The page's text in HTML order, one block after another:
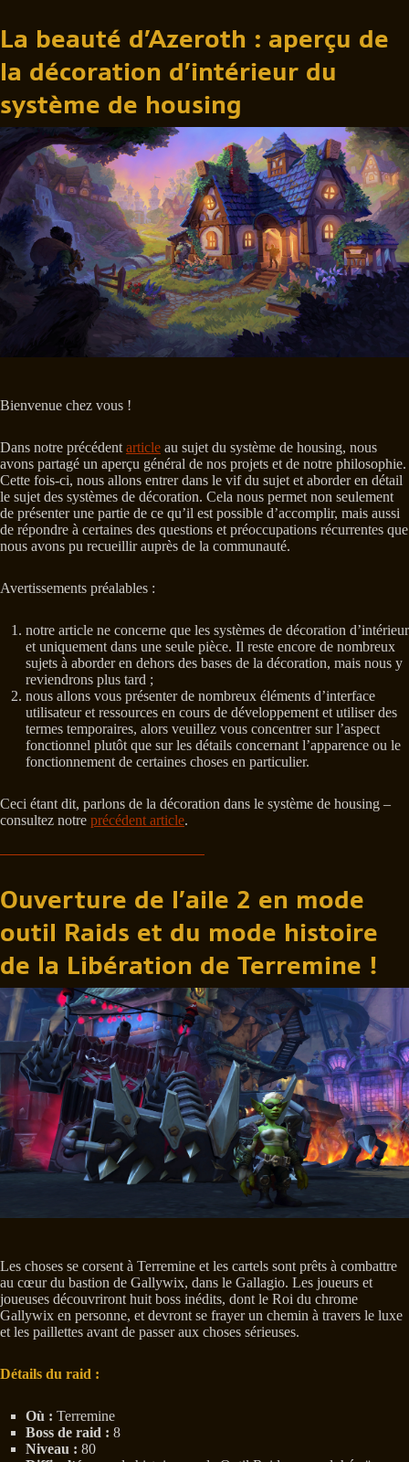
La beauté d’Azeroth : aperçu de
la décoration d’intérieur du
système de housing
Bienvenue chez vous !
Dans notre précédent article au sujet du système de housing, nous
avons partagé un aperçu général de nos projets et de notre philosophie.
Cette fois-ci, nous allons entrer dans le vif du sujet et aborder en détail
le sujet des systèmes de décoration. Cela nous permet non seulement
de présenter une partie de ce qu’il est possible d’accomplir, mais aussi
de répondre à certaines des questions et préoccupations récurrentes que
nous avons pu recueillir auprès de la communauté.
Avertissements préalables :
notre article ne concerne que les systèmes de décoration d’intérieur
et uniquement dans une seule pièce. Il reste encore de nombreux
sujets à aborder en dehors des bases de la décoration, mais nous y
reviendrons plus tard ;
nous allons vous présenter de nombreux éléments d’interface
utilisateur et ressources en cours de développement et utiliser des
termes temporaires, alors veuillez vous concentrer sur l’aspect
fonctionnel plutôt que sur les détails concernant l’apparence ou le
fonctionnement de certaines choses en particulier.
Ceci étant dit, parlons de la décoration dans le système de housing –
consultez notre précédent article.
Ouverture de l’aile 2 en mode
outil Raids et du mode histoire
de la Libération de Terremine !
Les choses se corsent à Terremine et les cartels sont prêts à combattre
au cœur du bastion de Gallywix, dans le Gallagio. Les joueurs et
joueuses découvriront huit boss inédits, dont le Roi du chrome
Gallywix en personne, et devront se frayer un chemin à travers le luxe
et les paillettes avant de passer aux choses sérieuses.
Détails du raid :
Où : Terremine
Boss de raid : 8
Niveau : 80